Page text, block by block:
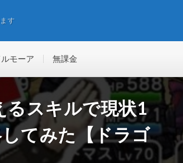
す
ルモーア 無課金
るスキルで現状1
てみた【ドラゴ